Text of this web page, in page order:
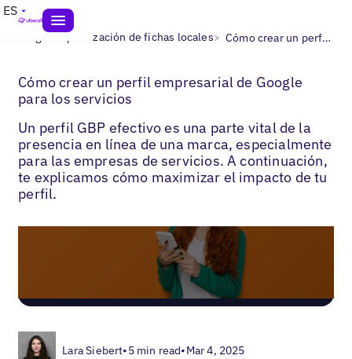
ES
Blogs> Optimización de fichas locales> Cómo crear un perfil empresarial de Google para los servicios
Cómo crear un perfil empresarial de Google
para los servicios
Un perfil GBP efectivo es una parte vital de la
presencia en línea de una marca, especialmente
para las empresas de servicios. A continuación,
te explicamos cómo maximizar el impacto de tu
perfil.
Lara Siebert•5 min read•Mar 4, 2025